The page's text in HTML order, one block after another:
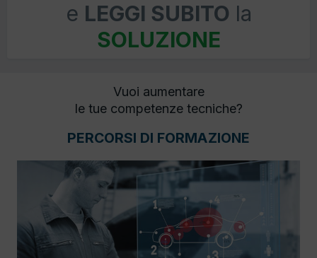
e LEGGI SUBITO la
SOLUZIONE
Vuoi aumentare
le tue competenze tecniche?
PERCORSI DI FORMAZIONE